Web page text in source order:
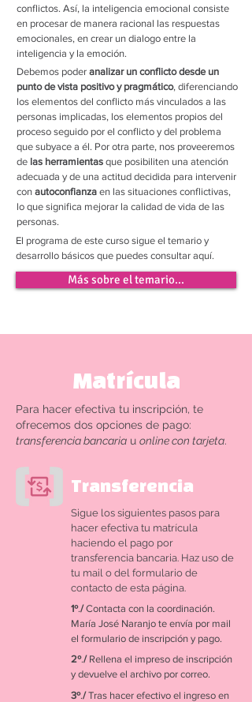
conflictos. Así, la inteligencia emocional consiste
en procesar de manera racional las respuestas
emocionales, en crear un dialogo entre la
inteligencia y la emoción.
Debemos poder analizar un conflicto desde un
punto de vista positivo y pragmático, diferenciando
los elementos del conflicto más vinculados a las
personas implicadas, los elementos propios del
proceso seguido por el conflicto y del problema
que subyace a él. Por otra parte, nos proveeremos
de las herramientas que posibiliten una atención
adecuada y de una actitud decidida para intervenir
con autoconfianza en las situaciones conflictivas,
lo que significa mejorar la calidad de vida de las
personas.
El programa de este curso sigue el temario y
desarrollo básicos que puedes consultar aquí.
Más sobre el temario...
Matrícula
Para hacer efectiva tu inscripción, te
ofrecemos dos opciones de pago:
transferencia bancaria u online con tarjeta.
Transferencia
Sigue los siguientes pasos para
hacer efectiva tu matrícula
haciendo el pago por
transferencia bancaria. Haz uso de
tu mail o del formulario de
contacto de esta página.
1º./Contacta con la coordinación.
María José Naranjo te envía por mail
el formulario de inscripción y pago.
2º./Rellena el impreso de inscripción
y devuelve el archivo por correo.
3º./Tras hacer efectivo el ingreso en